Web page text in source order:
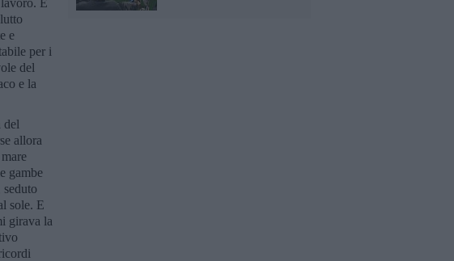
e
per i
del
e la
del
allora
gambe
sole. E
girava la